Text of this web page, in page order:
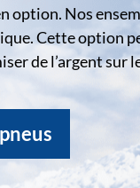
option. Nos
Cette option
de l’argent sur